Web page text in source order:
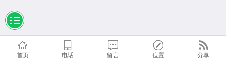
首页 电话 留言 位置 分享